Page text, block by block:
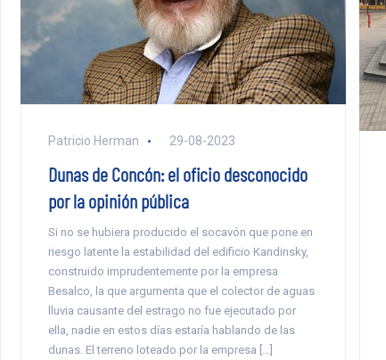
Patricio Herman 29-08-2023
Dunas de Concón: el oficio desconocido
por la opinión pública
Si no se hubiera producido el socavón que pone en
riesgo latente la estabilidad del edificio Kandinsky,
construido imprudentemente por la empresa
Besalco, la que argumenta que el colector de aguas
lluvia causante del estrago no fue ejecutado por
ella, nadie en estos días estaría hablando de las
dunas. El terreno loteado por la empresa […]